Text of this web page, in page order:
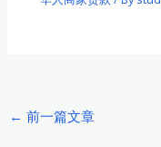
Post
← 前一篇文章